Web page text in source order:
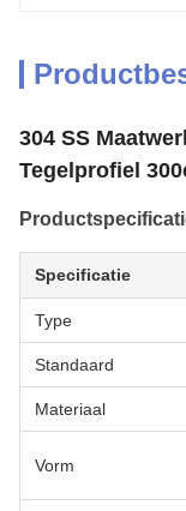
304 SS
Tegelprofiel
Specificatie
Type
Standaard
Materiaal
Vorm